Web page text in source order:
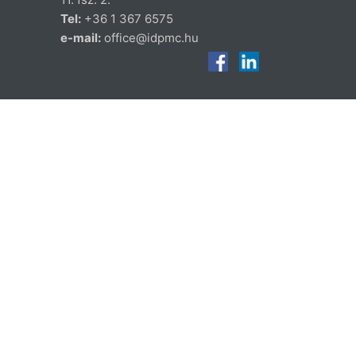
Tel: +36 1 367 6575
e-mail: office@idpmc.hu